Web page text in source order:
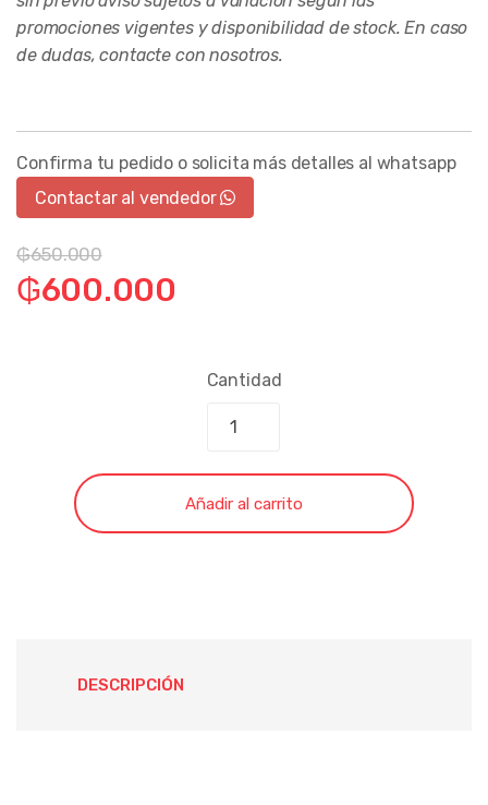
promociones vigentes y disponibilidad de stock. En caso
de dudas, contacte con nosotros.
Confirma tu pedido o solicita más detalles al whatsapp
Contactar al vendedor
₲650.000
₲600.000
Cantidad
Añadir al carrito
DESCRIPCIÓN